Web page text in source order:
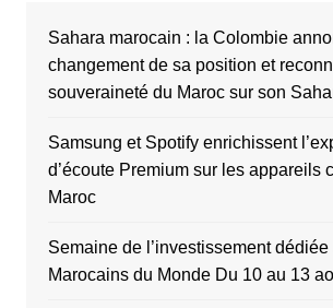
Sahara marocain : la Colombie
changement de sa position et
souveraineté du Maroc sur son
Samsung et Spotify enrichissent
d’écoute Premium sur les appareils
Maroc
Semaine de l’investissement dédiée
Marocains du Monde Du 10 au 13